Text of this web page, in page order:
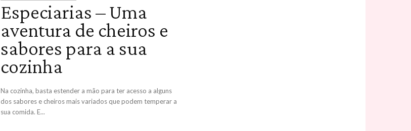
Especiarias – Uma
aventura de cheiros e
sabores para a sua
cozinha
Na cozinha, basta estender a mão para ter acesso a alguns
dos sabores e cheiros mais variados que podem temperar a
sua comida. E...